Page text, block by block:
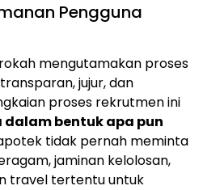
Pengguna
mengutamakan proses
jujur, dan
proses rekrutmen ini
bentuk apa pun
tidak pernah meminta
jaminan kelolosan,
travel tertentu untuk